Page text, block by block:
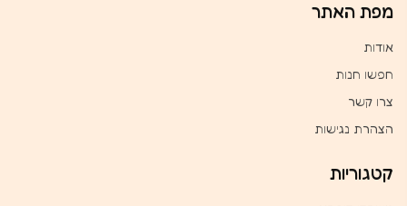
מפת האתר
אודות
חפשו חנות
צרו קשר
הצהרת נגישות
קטגוריות